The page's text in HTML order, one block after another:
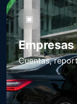
▣
Empresas
Cuentas,